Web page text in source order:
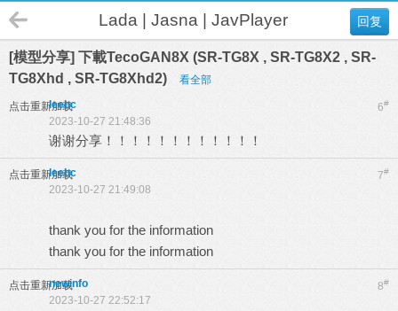
回复
Lada | Jasna | JavPlayer
[模型分享] 下載TecoGAN8X (SR-TG8X , SR-TG8X2 , SR-
TG8Xhd , SR-TG8Xhd2)
看全部
点击重新加载 6#
leebc
2023-10-27 21:48:36
谢谢分享！！！！！！！！！！！！
点击重新加载 7#
leebc
2023-10-27 21:49:08
thank you for the information
thank you for the information
点击重新加载 8#
newinfo
2023-10-27 22:52:17